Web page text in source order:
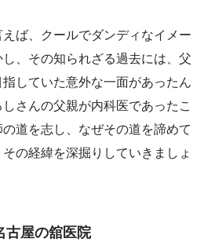
ば、クールでダンディなイメー
、その知られざる過去には、父
していた意外な一面があったん
さんの父親が内科医であったこ
道を志し、なぜその道を諦めて
の経緯を深掘りしていきましょ
古屋の舘医院